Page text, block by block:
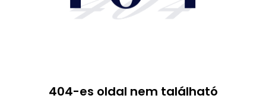
404-es oldal nem található